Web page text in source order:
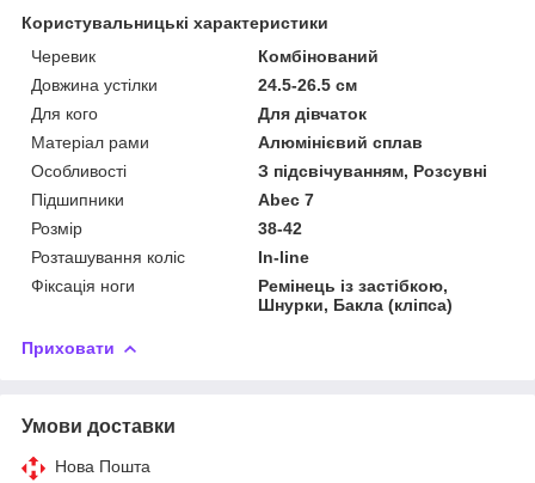
Користувальницькі характеристики
Черевик
Комбінований
Довжина устілки
24.5-26.5 см
Для кого
Для дівчаток
Матеріал рами
Алюмінієвий сплав
Особливості
З підсвічуванням, Розсувні
Підшипники
Abec 7
Розмір
38-42
Розташування коліс
In-line
Фіксація ноги
Ремінець із застібкою,
Шнурки, Бакла (кліпса)
Приховати
Умови доставки
Нова Пошта